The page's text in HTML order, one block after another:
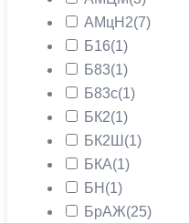
АМцН2(7)
Б16(1)
Б83(1)
Б83с(1)
БК2(1)
БК2Ш (1)
БКА(1)
БН (1)
БрАЖ(25)